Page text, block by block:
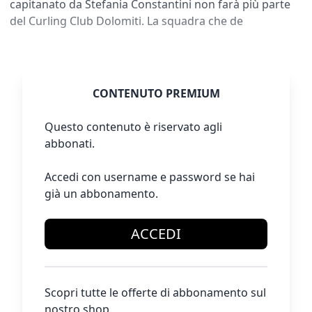
capitanato da Stefania Constantini non farà più parte
del Curling Club Dolomiti. La squadra che de
CONTENUTO PREMIUM
Questo contenuto è riservato agli
abbonati.
Accedi con username e password se hai
già un abbonamento.
ACCEDI
Scopri tutte le offerte di abbonamento sul